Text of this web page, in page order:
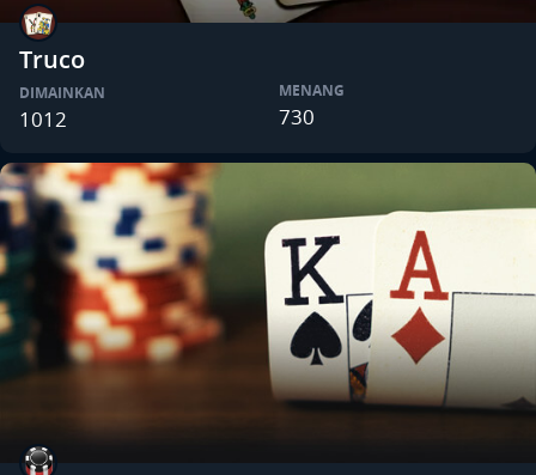
Truco
DIMAINKAN
1012
MENANG
730